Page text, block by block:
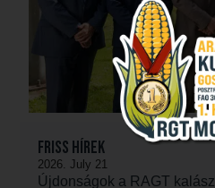
Friss hírek
2026. July 21
Újdonságok a RAGT